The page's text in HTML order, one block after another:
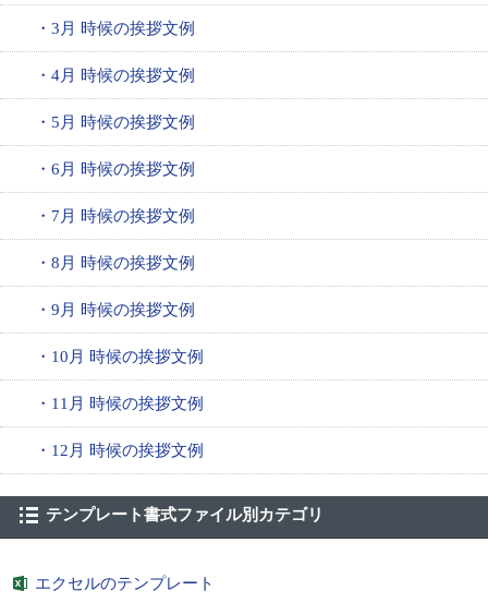
・3月 時候の挨拶文例
・4月 時候の挨拶文例
・5月 時候の挨拶文例
・6月 時候の挨拶文例
・7月 時候の挨拶文例
・8月 時候の挨拶文例
・9月 時候の挨拶文例
・10月 時候の挨拶文例
・11月 時候の挨拶文例
・12月 時候の挨拶文例
テンプレート書式ファイル別カテゴリ
エクセルのテンプレート